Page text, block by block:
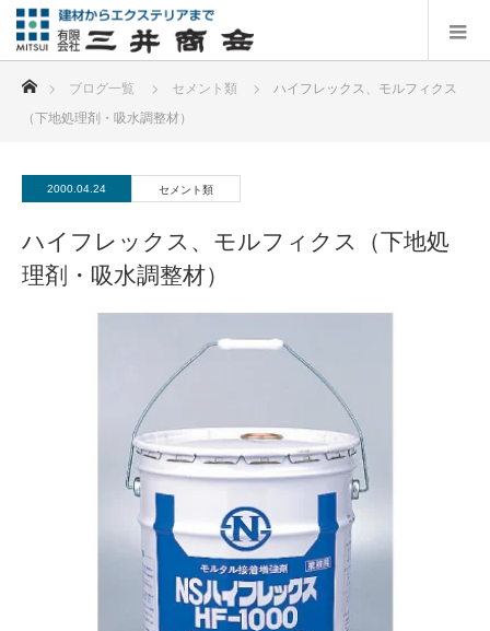
ブログ一覧 セメント類
ハイフレックス、モルフィクス
（下地処理剤・吸水調整材）
2000.04.24 セメント類
ハイフレックス、モルフィクス（下地処
理剤・吸水調整材）